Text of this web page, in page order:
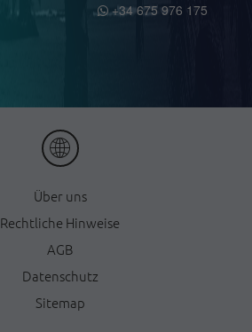
+34 675 976 175
Über uns
Rechtliche Hinweise
AGB
Datenschutz
Sitemap